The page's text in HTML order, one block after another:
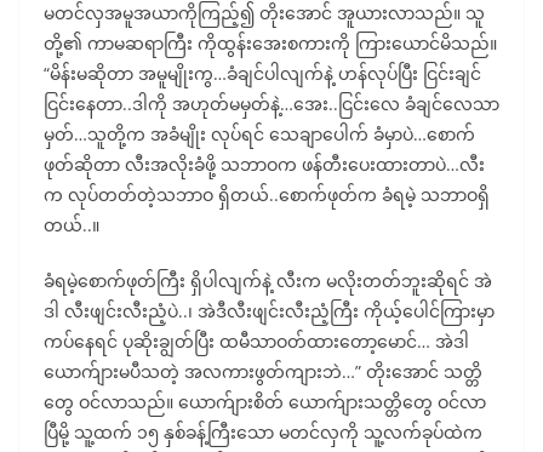
မတင်လှအမူအယာကိုကြည့်၍ တိုးအောင် အူယားလာသည်။ သူ
တို့၏ ကာမဆရာကြီး ကိုထွန်းအေးစကားကို ကြားယောင်မိသည်။
“မိန်းမဆိုတာ အမူမျိုးကွ…ခံချင်ပါလျက်နဲ့ ဟန်လုပ်ပြီး ငြင်းချင်
ငြင်းနေတာ..ဒါကို အဟုတ်မမှတ်နဲ့…အေး..ငြင်းလေ ခံချင်လေသာ
မှတ်…သူတို့က အခံမျိုး လုပ်ရင် သေချာပေါက် ခံမှာပဲ…စောက်
ဖုတ်ဆိုတာ လီးအလိုးခံဖို့ သဘာဝက ဖန်တီးပေးထားတာပဲ…လီး
က လုပ်တတ်တဲ့သဘာဝ ရှိတယ်..စောက်ဖုတ်က ခံရမဲ့ သဘာဝရှိ
တယ်..။
ခံရမဲ့စောက်ဖုတ်ကြီး ရှိပါလျက်နဲ့ လီးက မလိုးတတ်ဘူးဆိုရင် အဲ
ဒါ လီးဖျင်းလီးညံ့ပဲ..၊ အဲဒီလီးဖျင်းလီးညံ့ကြီး ကိုယ့်ပေါင်ကြားမှာ
ကပ်နေရင် ပုဆိုးချွတ်ပြီး ထမီသာဝတ်ထားတော့မောင်… အဲဒါ
ယောက်ျားမပီသတဲ့ အလကားဖွတ်ကျားဘဲ…” တိုးအောင် သတ္တိ
တွေ ဝင်လာသည်။ ယောက်ျားစိတ် ယောက်ျားသတ္တိတွေ ဝင်လာ
ပြီမို့ သူ့ထက် ၁၅ နှစ်ခန့်ကြီးသော မတင်လှကို သူ့လက်ခုပ်ထဲက